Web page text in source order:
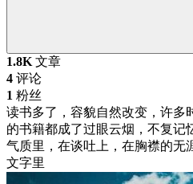
1.8K 文章
4 评论
1 粉丝
读书多了，容貌自然改变，许多
的书籍都成了过眼云烟，不复记
气质里，在谈吐上，在胸襟的无
文字里